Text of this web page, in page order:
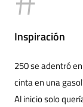
Inspiración
250 se adentró
cinta en una
Al inicio solo